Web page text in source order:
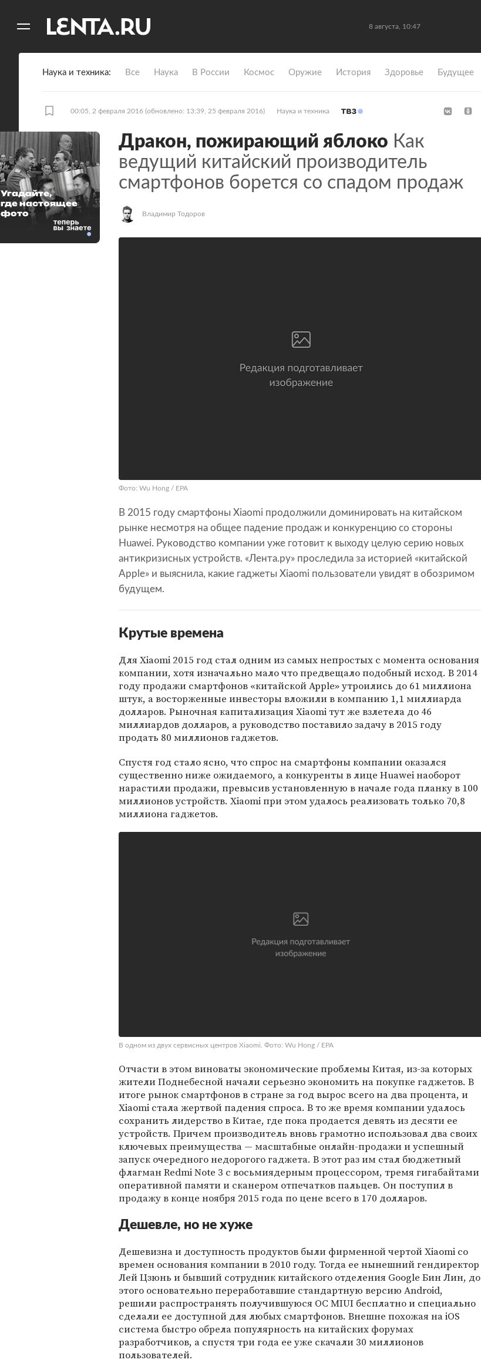
8 августа, 10:47
Наука и техника Все Наука В России Космос Оружие История Здоровье Будущее
00:05, 2 февраля 2016 (обновлено: 13:39, 25 февраля 2016) Наука и техника
Дракон, пожирающий яблоко Как
ведущий китайский производитель
смартфонов борется со спадом продаж
Владимир Тодоров
Фото: Wu Hong / EPA
В 2015 году смартфоны Xiaomi продолжили доминировать на китайском
рынке несмотря на общее падение продаж и конкуренцию со стороны
Huawei. Руководство компании уже готовит к выходу целую серию новых
антикризисных устройств. «Лента.ру» проследила за историей «китайской
Apple» и выяснила, какие гаджеты Xiaomi пользователи увидят в обозримом
будущем.
Крутые времена
Для Xiaomi 2015 год стал одним из самых непростых с момента основания
компании, хотя изначально мало что предвещало подобный исход. В 2014
году продажи смартфонов «китайской Apple» утроились до 61 миллиона
штук, а восторженные инвесторы вложили в компанию 1,1 миллиарда
долларов. Рыночная капитализация Xiaomi тут же взлетела до 46
миллиардов долларов, а руководство поставило задачу в 2015 году
продать 80 миллионов гаджетов.
Спустя год стало ясно, что спрос на смартфоны компании оказался
существенно ниже ожидаемого, а конкуренты в лице Huawei наоборот
нарастили продажи, превысив установленную в начале года планку в 100
миллионов устройств. Xiaomi при этом удалось реализовать только 70,8
миллиона гаджетов.
В одном из двух сервисных центров Xiaomi. Фото: Wu Hong / EPA
Отчасти в этом виноваты экономические проблемы Китая, из-за которых
жители Поднебесной начали серьезно экономить на покупке гаджетов. В
итоге рынок смартфонов в стране за год вырос всего на два процента, и
Xiaomi стала жертвой падения спроса. В то же время компании удалось
сохранить лидерство в Китае, где пока продается девять из десяти ее
устройств. Причем производитель вновь грамотно использовал два своих
ключевых преимущества — масштабные онлайн-продажи и успешный
запуск очередного недорогого гаджета. В этот раз им стал бюджетный
флагман Redmi Note 3 с восьмиядерным процессором, тремя гигабайтами
оперативной памяти и сканером отпечатков пальцев. Он поступил в
продажу в конце ноября 2015 года по цене всего в 170 долларов.
Дешевле, но не хуже
Дешевизна и доступность продуктов были фирменной чертой Xiaomi со
времен основания компании в 2010 году. Тогда ее нынешний гендиректор
Лей Цзюнь и бывший сотрудник китайского отделения Google Бин Лин, до
этого основательно переработавшие стандартную версию Android,
решили распространять получившуюся ОС MIUI бесплатно и специально
сделали ее доступной для любых смартфонов. Внешне похожая на iOS
система быстро обрела популярность на китайских форумах
разработчиков, а спустя три года ее уже скачали 30 миллионов
пользователей.
Угадайте,
где настоящее
фото